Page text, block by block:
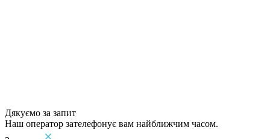
Дякуємо за запит
Наш оператор зателефонує вам найближчим часом.